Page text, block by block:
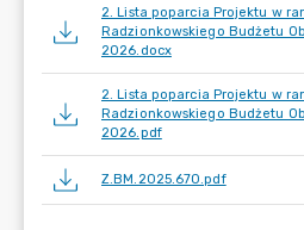
2. Lista poparcia Projektu w
Radzionkowskiego Budżetu
2026.docx
2. Lista poparcia Projektu w
Radzionkowskiego Budżetu
2026.pdf
Z.BM.2025.670.pdf